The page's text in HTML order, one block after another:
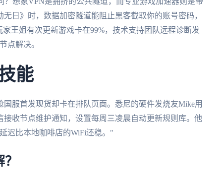
日》时，数据加密隧道能阻止黑客截取你的账号密码，
王姐有次更新游戏卡在99%，技术支持团队远程诊断发
点解决。
能
服首发现货却卡在排队页面。悉尼的硬件发烧友Mike用
收节点维护通知，设置每周三凌晨自动更新规则库。他
迟比本地咖啡店的WiFi还稳。"